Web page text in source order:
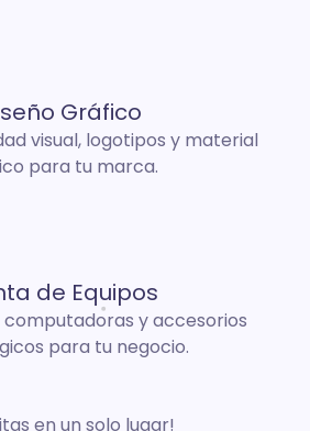
Gráfico
visual, logotipos y material
para tu marca.
de Equipos
computadoras y accesorios
para tu negocio.
en un solo lugar!